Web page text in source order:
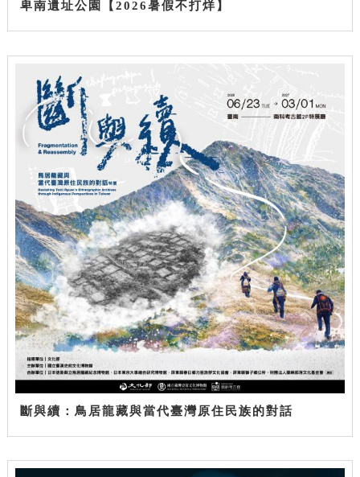
卑南遺址公園【2026暑假不打烊】
斷與續：鳥居龍藏與當代臺灣原住民族的對話